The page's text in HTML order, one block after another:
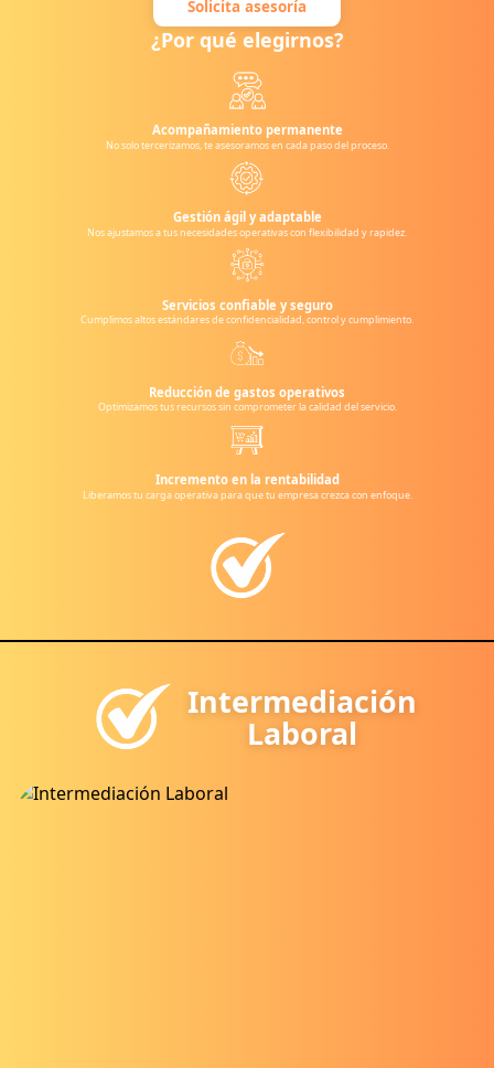
Solicita asesoría
¿Por qué elegirnos?
Acompañamiento permanente
No solo tercerizamos, te asesoramos en cada paso del proceso.
Gestión ágil y adaptable
Nos ajustamos a tus necesidades operativas con flexibilidad y rapidez.
Servicios confiable y seguro
Cumplimos altos estándares de confidencialidad, control y cumplimiento.
Reducción de gastos operativos
Optimizamos tus recursos sin comprometer la calidad del servicio.
Incremento en la rentabilidad
Liberamos tu carga operativa para que tu empresa crezca con enfoque.
Intermediación
Laboral